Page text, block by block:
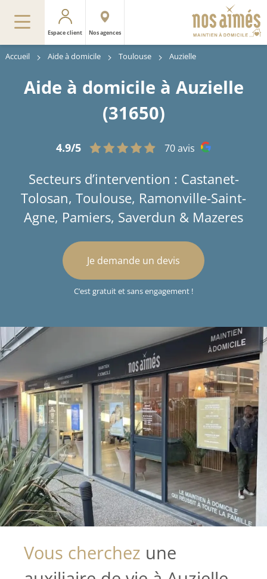
Espace client Nos agences
Accueil Aide à domicile Toulouse Auzielle
Aide à domicile à Auzielle
(31650)
4.9/5 70 avis
Secteurs d’intervention : Castanet-
Tolosan, Toulouse, Ramonville-Saint-
Agne, Pamiers, Saverdun & Mazeres
Je demande un devis
C’est gratuit et sans engagement !
Vous cherchez une